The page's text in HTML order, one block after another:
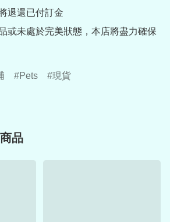
退還已付訂金
或未處於完美狀態，本店將盡力確保
Pets 現貨
品